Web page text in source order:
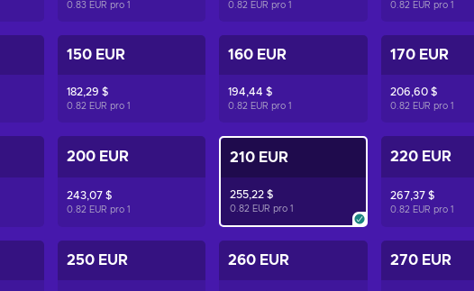
0.83 EUR pro 1 0.82 EUR pro1 0.82 EUR pro1
150 EUR
182,29 $
0.82 EUR pro 1
160 EUR
194,44 $
0.82 EUR pro1
170 EUR
206,60 $
0.82 EUR pro1
200 EUR
243,07 $
0.82 EUR pro 1
210 EUR
255,22 $
0.82 EUR pro1
220 EUR
267,37 $
0.82 EUR pro1
250 EUR 260 EUR 270 EUR